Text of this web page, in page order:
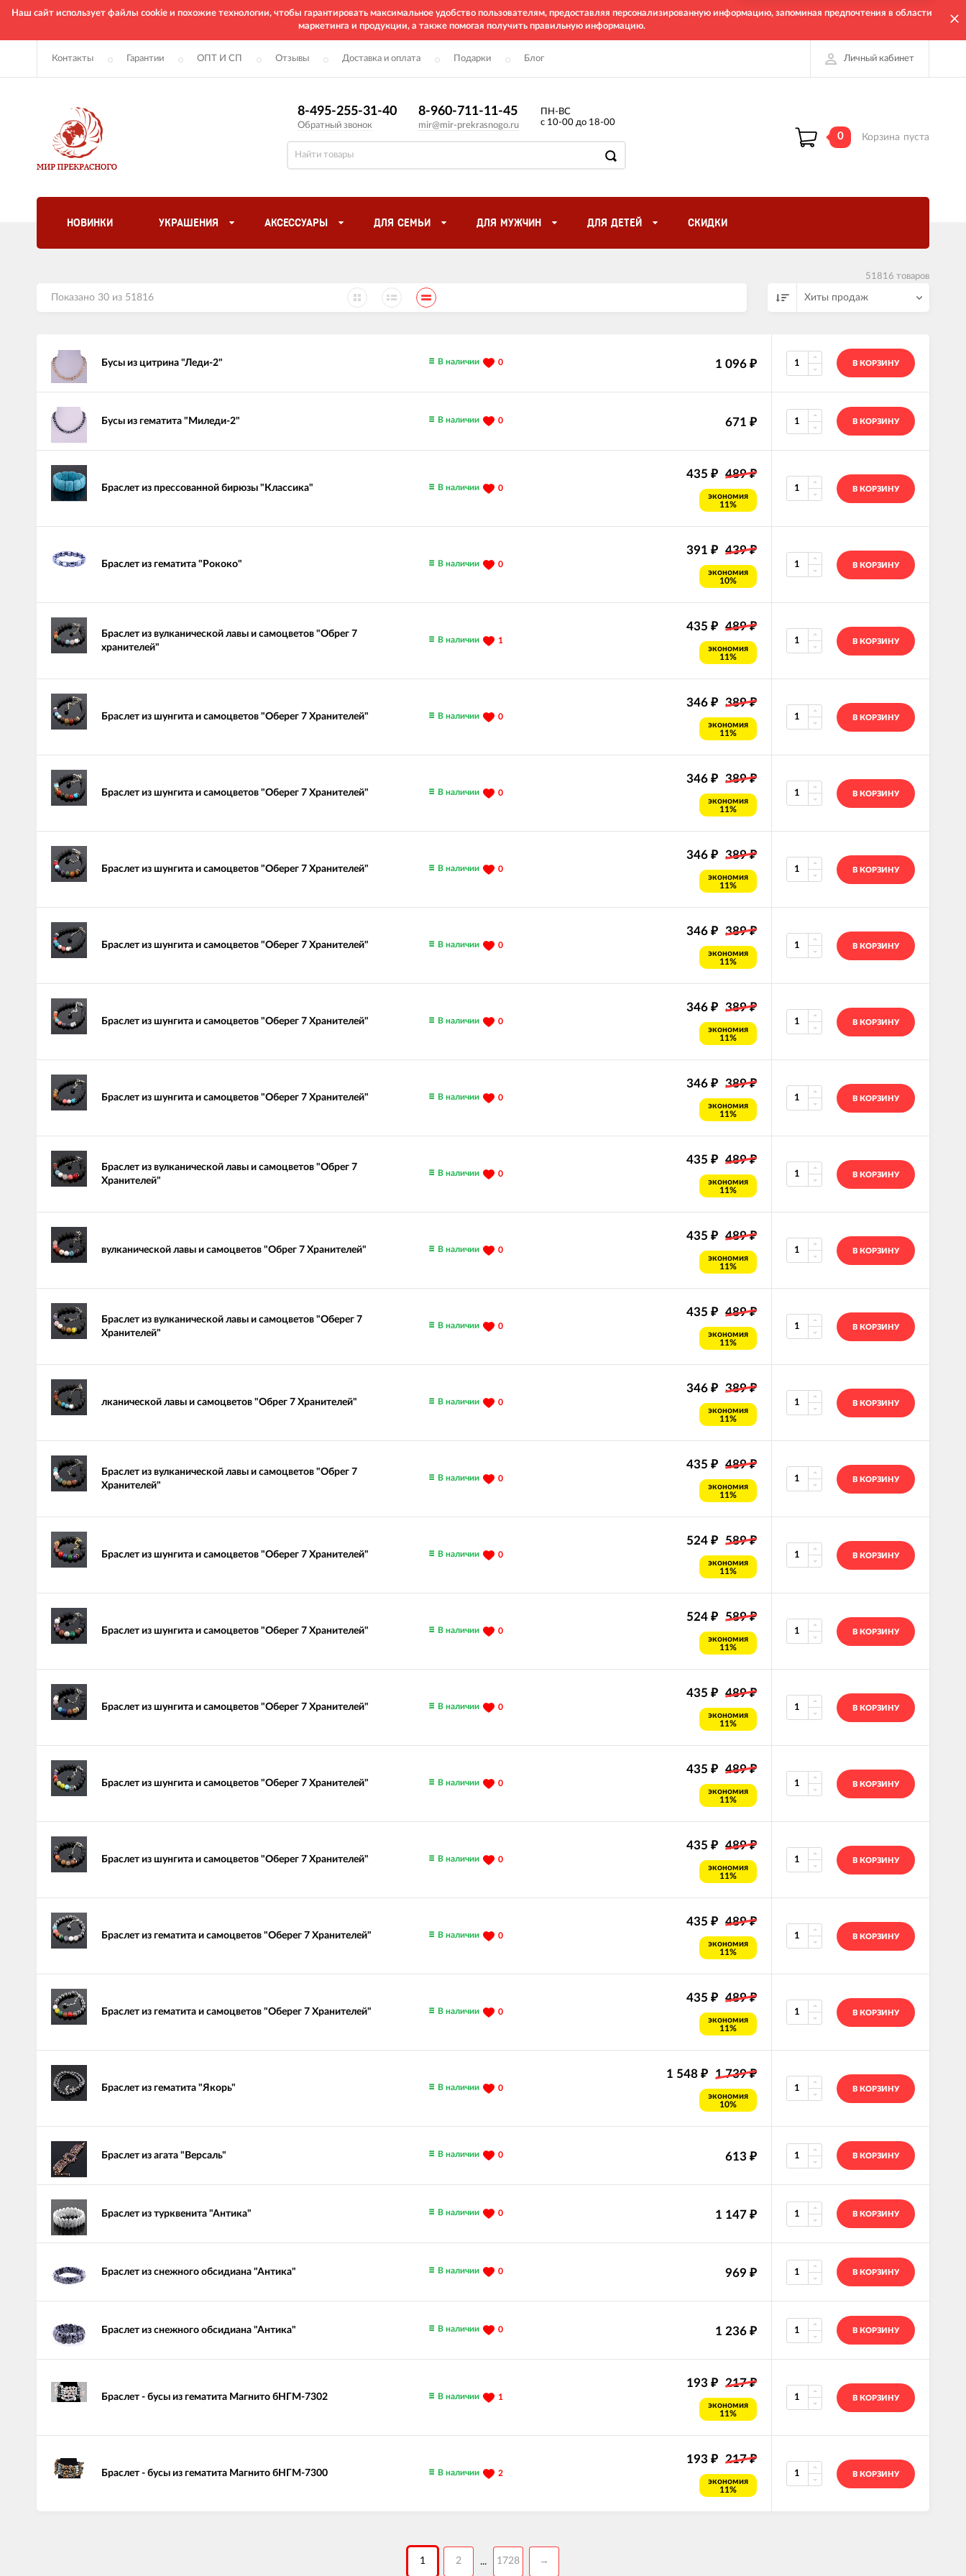
Наш сайт использует файлы cookie и похожие технологии, чтобы гарантировать максимальное удобство пользователям, предоставляя персонализированную информацию, запоминая предпочтения в области
маркетинга и продукции, а также помогая получить правильную информацию.
Контакты Гарантии ОПТ И СП Отзывы Доставка и оплата Подарки Блог Личный кабинет
8-495-255-31-40
Обратный звонок
8-960-711-11-45
mir@mir-prekrasnogo.ru
ПН-ВС
с 10-00 до 18-00
0 Корзина пуста
НОВИНКИ УКРАШЕНИЯ АКСЕССУАРЫ ДЛЯ СЕМЬИ ДЛЯ МУЖЧИН ДЛЯ ДЕТЕЙ СКИДКИ
51816 товаров
Показано 30 из 51816 Хиты продаж
Бусы из цитрина "Леди-2" 1 096 ₽
В наличии 0 В КОРЗИНУ
Бусы из гематита "Миледи-2" 671 ₽
В наличии 0 В КОРЗИНУ
Браслет из прессованной бирюзы "Классика"
435 ₽ 489₽
экономия
11%
В наличии 0 В КОРЗИНУ
Браслет из гематита "Рококо"
391 ₽ 439₽
экономия
10%
В наличии 0 В КОРЗИНУ
Браслет из вулканической лавы и самоцветов "Обрег 7
хранителей"
435 ₽ 489₽
экономия
11%
В наличии 1 В КОРЗИНУ
Браслет из шунгита и самоцветов "Оберег 7 Хранителей"
346 ₽ 389₽
экономия
11%
В наличии 0 В КОРЗИНУ
Браслет из шунгита и самоцветов "Оберег 7 Хранителей"
346 ₽ 389₽
экономия
11%
В наличии 0 В КОРЗИНУ
Браслет из шунгита и самоцветов "Оберег 7 Хранителей"
346 ₽ 389₽
экономия
11%
В наличии 0 В КОРЗИНУ
Браслет из шунгита и самоцветов "Оберег 7 Хранителей"
346 ₽ 389₽
экономия
11%
В наличии 0 В КОРЗИНУ
Браслет из шунгита и самоцветов "Оберег 7 Хранителей"
346 ₽ 389₽
экономия
11%
В наличии 0 В КОРЗИНУ
Браслет из шунгита и самоцветов "Оберег 7 Хранителей"
346 ₽ 389₽
экономия
11%
В наличии 0 В КОРЗИНУ
Браслет из вулканической лавы и самоцветов "Обрег 7
Хранителей"
435 ₽ 489₽
экономия
11%
В наличии 0 В КОРЗИНУ
вулканической лавы и самоцветов "Обрег 7 Хранителей"
435 ₽ 489₽
экономия
11%
В наличии 0 В КОРЗИНУ
Браслет из вулканической лавы и самоцветов "Оберег 7
Хранителей"
435 ₽ 489₽
экономия
11%
В наличии 0 В КОРЗИНУ
лканической лавы и самоцветов "Обрег 7 Хранителей"
346 ₽ 389₽
экономия
11%
В наличии 0 В КОРЗИНУ
Браслет из вулканической лавы и самоцветов "Обрег 7
Хранителей"
435 ₽ 489₽
экономия
11%
В наличии 0 В КОРЗИНУ
Браслет из шунгита и самоцветов "Оберег 7 Хранителей"
524 ₽ 589₽
экономия
11%
В наличии 0 В КОРЗИНУ
Браслет из шунгита и самоцветов "Оберег 7 Хранителей"
524 ₽ 589₽
экономия
11%
В наличии 0 В КОРЗИНУ
Браслет из шунгита и самоцветов "Оберег 7 Хранителей"
435 ₽ 489₽
экономия
11%
В наличии 0 В КОРЗИНУ
Браслет из шунгита и самоцветов "Оберег 7 Хранителей"
435 ₽ 489₽
экономия
11%
В наличии 0 В КОРЗИНУ
Браслет из шунгита и самоцветов "Оберег 7 Хранителей"
435 ₽ 489₽
экономия
11%
В наличии 0 В КОРЗИНУ
Браслет из гематита и самоцветов "Оберег 7 Хранителей"
435 ₽ 489₽
экономия
11%
В наличии 0 В КОРЗИНУ
Браслет из гематита и самоцветов "Оберег 7 Хранителей"
435 ₽ 489₽
экономия
11%
В наличии 0 В КОРЗИНУ
Браслет из гематита "Якорь"
1 548 ₽ 1 739₽
экономия
10%
В наличии 0 В КОРЗИНУ
Браслет из агата "Версаль" 613 ₽
В наличии 0 В КОРЗИНУ
Браслет из турквенита "Антика" 1 147 ₽
В наличии 0 В КОРЗИНУ
Браслет из снежного обсидиана "Антика" 969 ₽
В наличии 0 В КОРЗИНУ
Браслет из снежного обсидиана "Антика" 1 236 ₽
В наличии 0 В КОРЗИНУ
Браслет - бусы из гематита Магнито бНГМ-7302
193 ₽ 217₽
экономия
11%
В наличии 1 В КОРЗИНУ
Браслет - бусы из гематита Магнито бНГМ-7300
193 ₽ 217₽
экономия
11%
В наличии 2 В КОРЗИНУ
1 2 ... 1728 →